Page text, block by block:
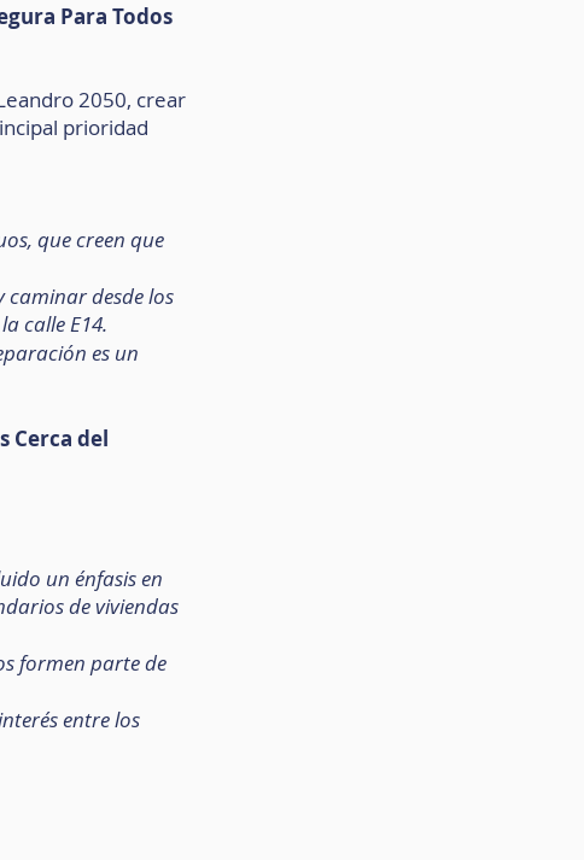
Para Todos
2050, crear
prioridad
que creen que
caminar desde los
calle E14.
es un
Cerca del
un énfasis en
de viviendas
formen parte de
entre los